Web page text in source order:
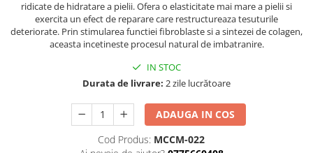
ridicate de hidratare a pielii. Ofera o elasticitate mai mare a pielii si
exercita un efect de reparare care restructureaza tesuturile
deteriorate. Prin stimularea functiei fibroblaste si a sintezei de colagen,
aceasta incetineste procesul natural de imbatranire.
IN STOC
Durata de livrare: 2 zile lucrătoare
ADAUGA IN COS
Cod Produs: MCCM-022